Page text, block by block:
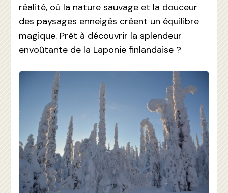
réalité, où la nature sauvage et la douceur
des paysages enneigés créent un équilibre
magique. Prêt à découvrir la splendeur
envoûtante de la Laponie finlandaise ?